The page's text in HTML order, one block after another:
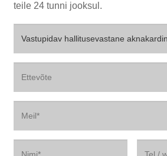
teile 24 tunni jooksul.